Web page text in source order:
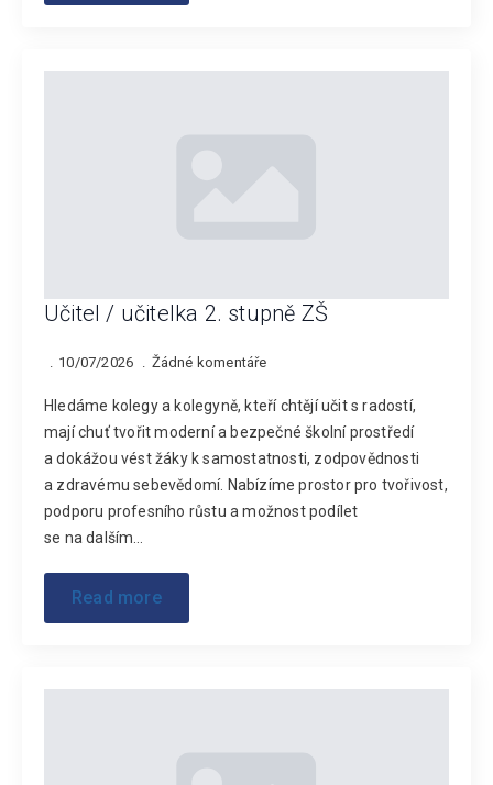
Učitel / učitelka 2. stupně ZŠ
10/07/2026 Žádné komentáře
Hledáme kolegy a kolegyně, kteří chtějí učit s radostí,
mají chuť tvořit moderní a bezpečné školní prostředí
a dokážou vést žáky k samostatnosti, zodpovědnosti
a zdravému sebevědomí. Nabízíme prostor pro tvořivost,
podporu profesního růstu a možnost podílet
se na dalším…
Read more